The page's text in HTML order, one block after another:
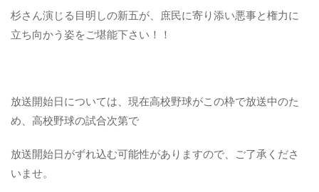
杉さん演じる目明しの新五が、庶民に寄り添い悪事と権力に
立ち向かう姿をご堪能下さい！！
放送開始日については、現在高校野球がこの枠で放送中のた
め、高校野球の試合次第で
放送開始日がずれ込む可能性がありますので、ご了承くださ
いませ。